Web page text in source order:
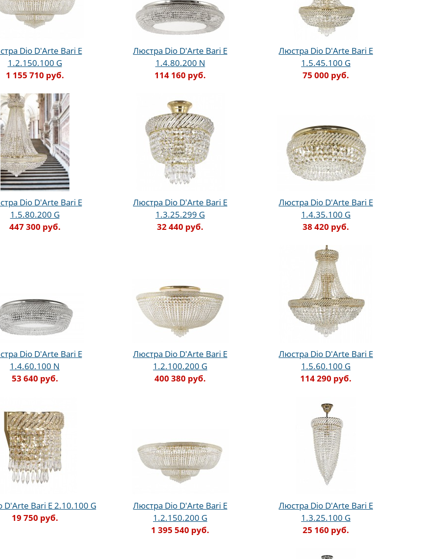
Dio D'Arte Bari E
1.2.150.100 G
1 155 710 руб.
Люстра Dio D'Arte Bari E
1.4.80.200 N
114 160 руб.
Люстра Dio D'Arte Bari E
1.5.45.100 G
75 000 руб.
Dio D'Arte Bari E
1.5.80.200 G
447 300 руб.
Люстра Dio D'Arte Bari E
1.3.25.299 G
32 440 руб.
Люстра Dio D'Arte Bari E
1.4.35.100 G
38 420 руб.
Dio D'Arte Bari E
1.4.60.100 N
53 640 руб.
Люстра Dio D'Arte Bari E
1.2.100.200 G
400 380 руб.
Люстра Dio D'Arte Bari E
1.5.60.100 G
114 290 руб.
D'Arte Bari E 2.10.100 G
19 750 руб.
Люстра Dio D'Arte Bari E
1.2.150.200 G
1 395 540 руб.
Люстра Dio D'Arte Bari E
1.3.25.100 G
25 160 руб.